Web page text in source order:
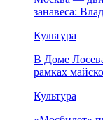
занавеса:
Культура
В Доме
рамках
Культура